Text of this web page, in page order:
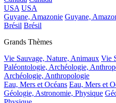
USA USA
Guyane, Amazonie Guyane,
Brésil Brésil
Grands Thèmes
Vie Sauvage, Nature, Animaux Vie
Paléontologie, Archéologie,
Archéologie, Anthropologie
Eau, Mers et Océans Eau, Mers et
Géologie, Astronomie, Physique